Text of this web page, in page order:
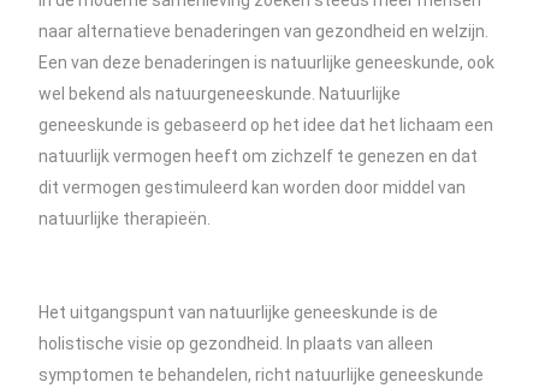
naar alternatieve benaderingen van gezondheid en welzijn.
Een van deze benaderingen is natuurlijke geneeskunde, ook
wel bekend als natuurgeneeskunde. Natuurlijke
geneeskunde is gebaseerd op het idee dat het lichaam een
natuurlijk vermogen heeft om zichzelf te genezen en dat
dit vermogen gestimuleerd kan worden door middel van
natuurlijke therapieën.
Het uitgangspunt van natuurlijke geneeskunde is de
holistische visie op gezondheid. In plaats van alleen
symptomen te behandelen, richt natuurlijke geneeskunde